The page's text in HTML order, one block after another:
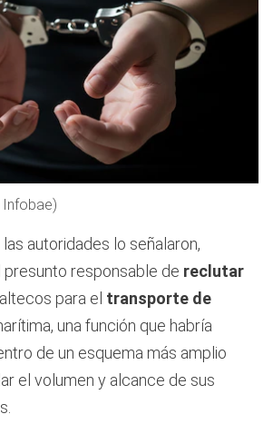
las autoridades lo señalaron,
responsable de reclutar
para el transporte de
una función que habría
de un esquema más amplio
el volumen y alcance de sus